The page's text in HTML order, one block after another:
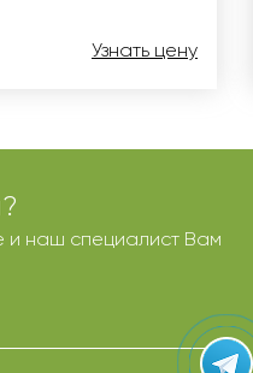
Узнать цену
и наш специалист Вам